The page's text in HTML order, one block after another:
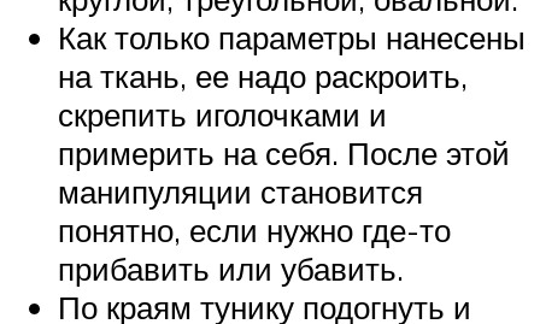
Как только параметры нанесены
на ткань, ее надо раскроить,
скрепить иголочками и
примерить на себя. После этой
манипуляции становится
понятно, если нужно где-то
прибавить или убавить.
По краям тунику подогнуть и